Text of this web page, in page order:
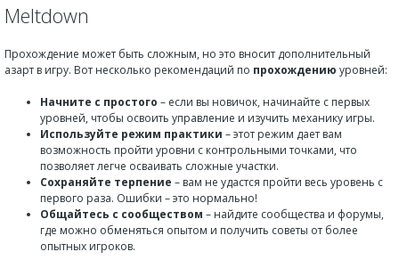
Meltdown
Прохождение может быть сложным, но это вносит дополнительный
азарт в игру. Вот несколько рекомендаций по прохождению уровней:
Начните с простого – если вы новичок, начинайте с первых
уровней, чтобы освоить управление и изучить механику игры.
Используйте режим практики – этот режим дает вам
возможность пройти уровни с контрольными точками, что
позволяет легче осваивать сложные участки.
Сохраняйте терпение – вам не удастся пройти весь уровень с
первого раза. Ошибки – это нормально!
Общайтесь с сообществом – найдите сообщества и форумы,
где можно обменяться опытом и получить советы от более
опытных игроков.